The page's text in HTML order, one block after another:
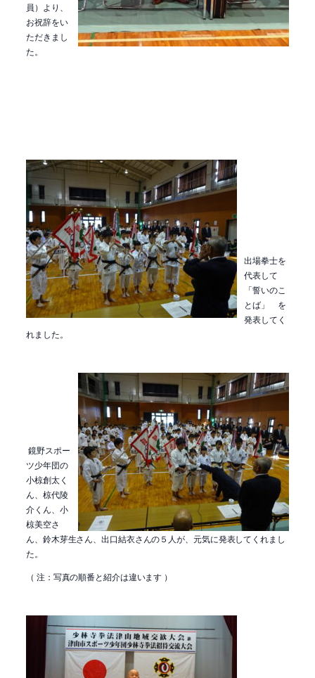
員）より、
お祝辞をい
ただきまし
た。
出場拳士を
代表して
「誓いのこ
とば」 を
発表してく
れました。
鏡野スポー
ツ少年団の
小椋創太く
ん、椋代陵
介くん、小
椋美空さ
ん、鈴木芽生さん、出口結衣さんの５人が、元気に発表してくれまし
た。
（ 注：写真の順番と紹介は違います ）